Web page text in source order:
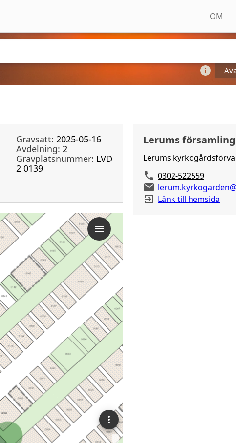
OM
Gravsatt: 2025-05-16
Avdelning: 2
Gravplatsnummer: LVD
2 0139
Lerums församling
Lerums
0302-522559
Länk till hemsida